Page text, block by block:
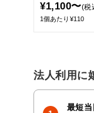
¥1,100〜(税
1個あたり¥110
法人利用に
最短